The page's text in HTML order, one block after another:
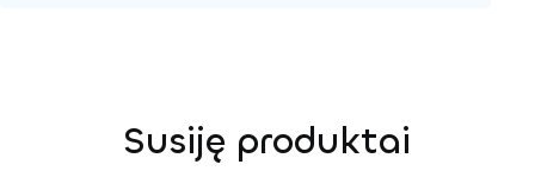
Susiję produktai